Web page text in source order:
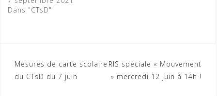
Dans "CTsD"
Navigation
de
Mesures de carte scolaire
du CTsD du 7 juin
RIS spéciale « Mouvement
» mercredi 12 juin à 14h !